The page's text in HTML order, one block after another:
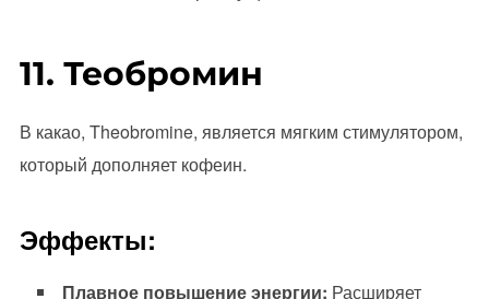
11. Теобромин
В какао, Theobromine, является мягким стимулятором,
который дополняет кофеин.
Эффекты:
Плавное повышение энергии: Расширяет